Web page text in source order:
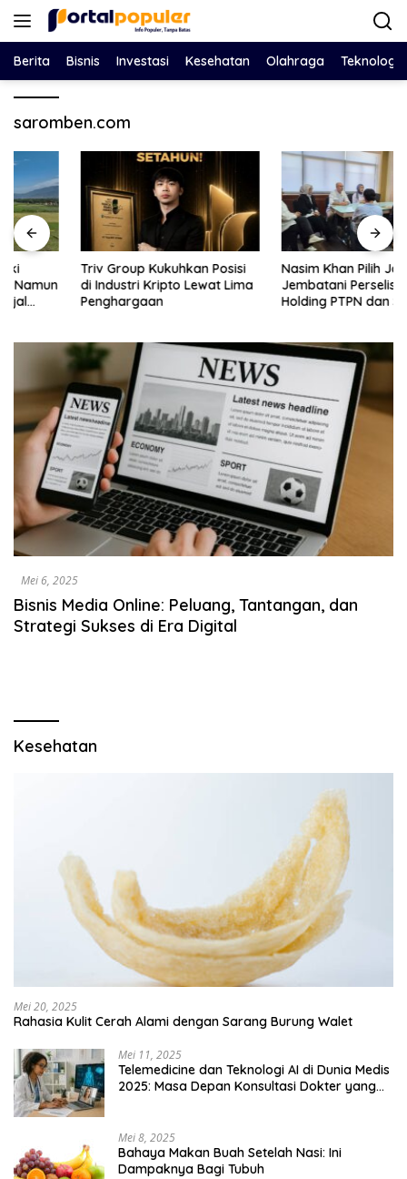
Langsung
Berita Bisnis Investasi Kesehatan Olahraga Teknologi
saromben.com
Triv Group Kukuhkan Posisi
di Industri Kripto Lewat Lima
Penghargaan
Nasim Khan Pilih Jalur Dialog,
Jembatani Perselisihan
Holding PTPN dan SPBUN-
Mei 6, 2025
Bisnis Media Online: Peluang, Tantangan, dan
Strategi Sukses di Era Digital
Kesehatan
Mei 20, 2025
Rahasia Kulit Cerah Alami dengan Sarang Burung Walet
Mei 11, 2025
Telemedicine dan Teknologi AI di Dunia Medis
2025: Masa Depan Konsultasi Dokter yang
Mei 8, 2025
Bahaya Makan Buah Setelah Nasi: Ini
Dampaknya Bagi Tubuh